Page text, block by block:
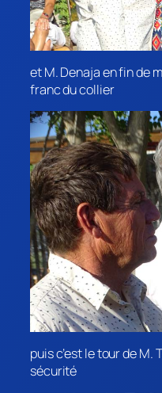
et M. Denaja en fin de
franc du collier
puis c’est le tour de M.
sécurité